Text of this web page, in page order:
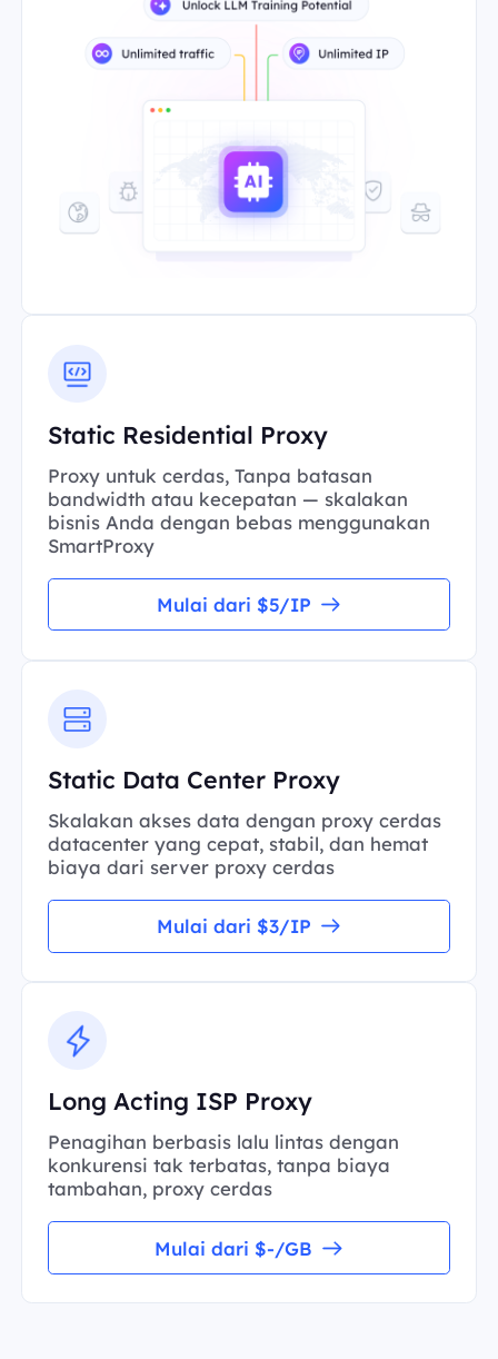
Static Residential Proxy
Proxy untuk cerdas, Tanpa batasan
bandwidth atau kecepatan — skalakan
bisnis Anda dengan bebas menggunakan
SmartProxy
Mulai dari $5/IP
Static Data Center Proxy
Skalakan akses data dengan proxy cerdas
datacenter yang cepat, stabil, dan hemat
biaya dari server proxy cerdas
Mulai dari $3/IP
Long Acting ISP Proxy
Penagihan berbasis lalu lintas dengan
konkurensi tak terbatas, tanpa biaya
tambahan, proxy cerdas
Mulai dari $-/GB